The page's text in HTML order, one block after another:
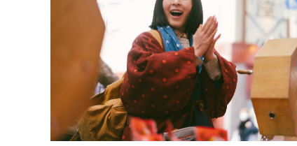
出
自
己
的
生
精